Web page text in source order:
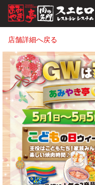
店舗詳細へ戻る